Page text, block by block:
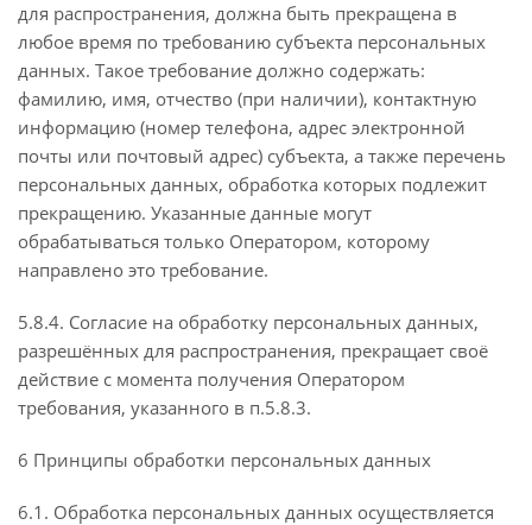
для распространения, должна быть прекращена в
любое время по требованию субъекта персональных
данных. Такое требование должно содержать:
фамилию, имя, отчество (при наличии), контактную
информацию (номер телефона, адрес электронной
почты или почтовый адрес) субъекта, а также перечень
персональных данных, обработка которых подлежит
прекращению. Указанные данные могут
обрабатываться только Оператором, которому
направлено это требование.
5.8.4. Согласие на обработку персональных данных,
разрешённых для распространения, прекращает своё
действие с момента получения Оператором
требования, указанного в п.5.8.3.
6 Принципы обработки персональных данных
6.1. Обработка персональных данных осуществляется